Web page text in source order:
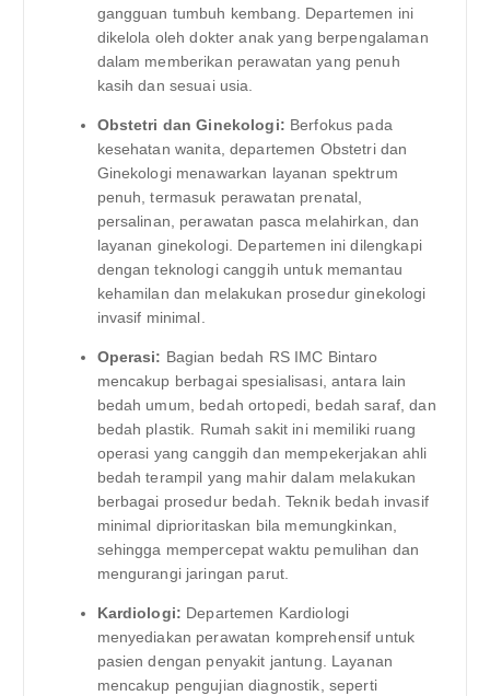
gangguan tumbuh kembang. Departemen ini
dikelola oleh dokter anak yang berpengalaman
dalam memberikan perawatan yang penuh
kasih dan sesuai usia.
Obstetri dan Ginekologi: Berfokus pada
kesehatan wanita, departemen Obstetri dan
Ginekologi menawarkan layanan spektrum
penuh, termasuk perawatan prenatal,
persalinan, perawatan pasca melahirkan, dan
layanan ginekologi. Departemen ini dilengkapi
dengan teknologi canggih untuk memantau
kehamilan dan melakukan prosedur ginekologi
invasif minimal.
Operasi: Bagian bedah RS IMC Bintaro
mencakup berbagai spesialisasi, antara lain
bedah umum, bedah ortopedi, bedah saraf, dan
bedah plastik. Rumah sakit ini memiliki ruang
operasi yang canggih dan mempekerjakan ahli
bedah terampil yang mahir dalam melakukan
berbagai prosedur bedah. Teknik bedah invasif
minimal diprioritaskan bila memungkinkan,
sehingga mempercepat waktu pemulihan dan
mengurangi jaringan parut.
Kardiologi: Departemen Kardiologi
menyediakan perawatan komprehensif untuk
pasien dengan penyakit jantung. Layanan
mencakup pengujian diagnostik, seperti